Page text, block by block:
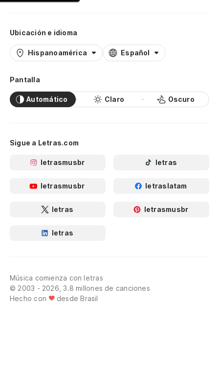
Ubicación e idioma
Hispanoamérica Español
Pantalla
Automático Claro Oscuro
Sigue a Letras.com
letrasmusbr letras
letrasmusbr letraslatam
letras letrasmusbr
letras
Música comienza con letras
© 2003 - 2026, 3.8 millones de canciones
Hecho con
desde Brasil